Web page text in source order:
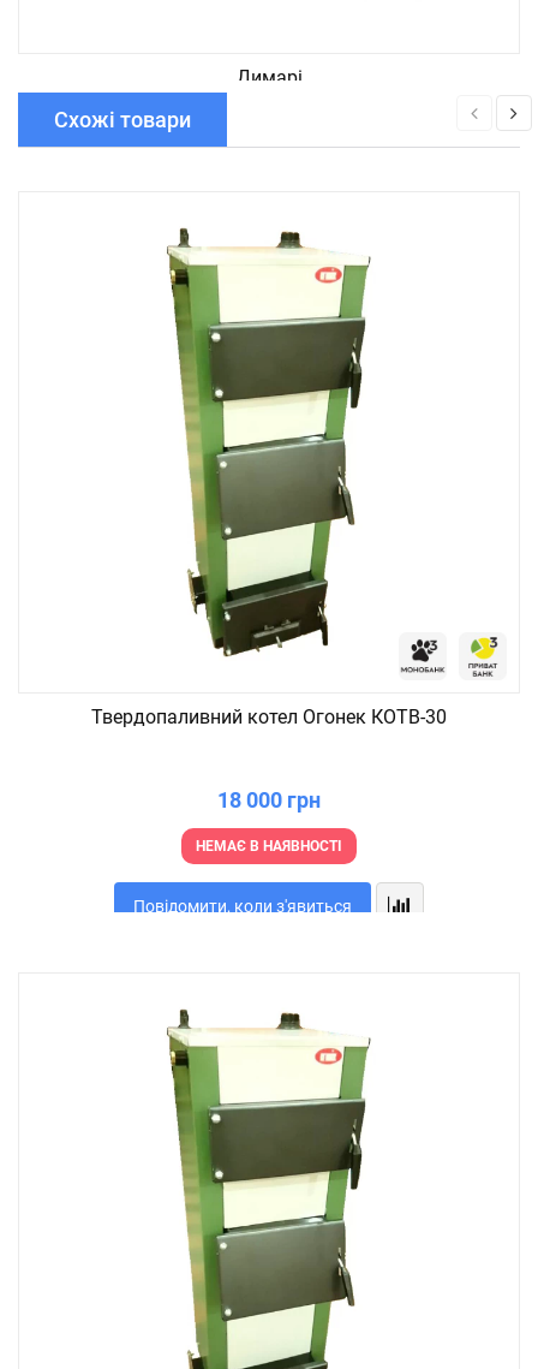
Димарі
Схожі товари
Твердопаливний котел Огонек КОТВ-30
18 000 грн
НЕМАЄ В НАЯВНОСТІ
Повідомити, коли з'явиться